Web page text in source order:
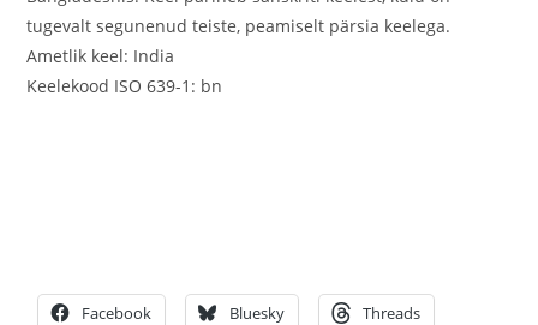
tugevalt segunenud teiste, peamiselt pärsia keelega.
Ametlik keel: India
Keelekood ISO 639-1: bn
Facebook Bluesky Threads